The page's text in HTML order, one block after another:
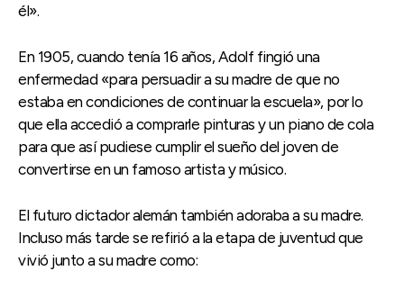
él».
En 1905, cuando tenía 16 años, Adolf fingió una
enfermedad «para persuadir a su madre de que no
estaba en condiciones de continuar la escuela», por lo
que ella accedió a comprarle pinturas y un piano de cola
para que así pudiese cumplir el sueño del joven de
convertirse en un famoso artista y músico.
El futuro dictador alemán también adoraba a su madre.
Incluso más tarde se refirió a la etapa de juventud que
vivió junto a su madre como: